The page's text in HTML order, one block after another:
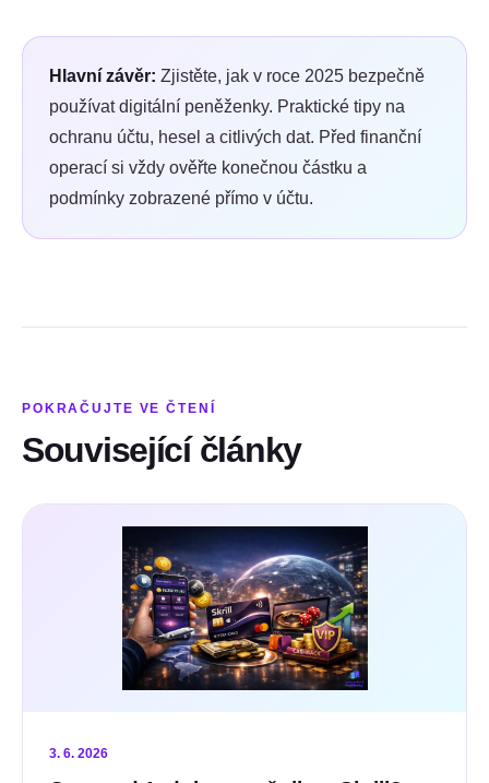
Hlavní závěr: Zjistěte, jak v roce 2025 bezpečně
používat digitální peněženky. Praktické tipy na
ochranu účtu, hesel a citlivých dat. Před finanční
operací si vždy ověřte konečnou částku a
podmínky zobrazené přímo v účtu.
POKRAČUJTE VE ČTENÍ
Související články
3. 6. 2026